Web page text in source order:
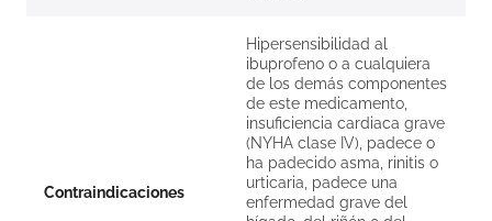
Contraindicaciones
Hipersensibilidad al
ibuprofeno o a cualquiera
de los demás componentes
de este medicamento,
insuficiencia cardiaca grave
(NYHA clase IV), padece o
ha padecido asma, rinitis o
urticaria, padece una
enfermedad grave del